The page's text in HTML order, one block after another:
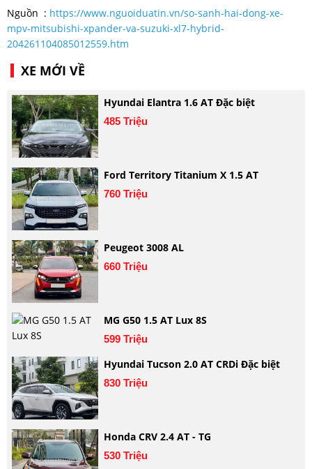
Nguồn : https://www.nguoiduatin.vn/so-sanh-hai-dong-xe-
mpv-mitsubishi-xpander-va-suzuki-xl7-hybrid-
204261104085012559.htm
XE MỚI VỀ
Hyundai Elantra 1.6 AT Đặc biệt
485 Triệu
Ford Territory Titanium X 1.5 AT
760 Triệu
Peugeot 3008 AL
660 Triệu
MG G50 1.5 AT Lux 8S
599 Triệu
Hyundai Tucson 2.0 AT CRDi Đặc biệt
830 Triệu
Honda CRV 2.4 AT - TG
530 Triệu